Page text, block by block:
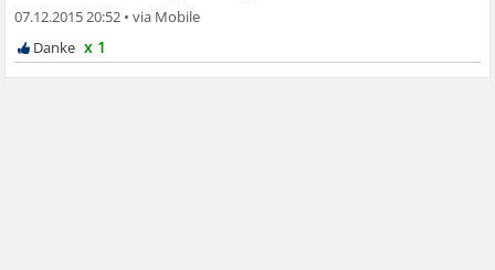
07.12.2015 20:52 •
x 1